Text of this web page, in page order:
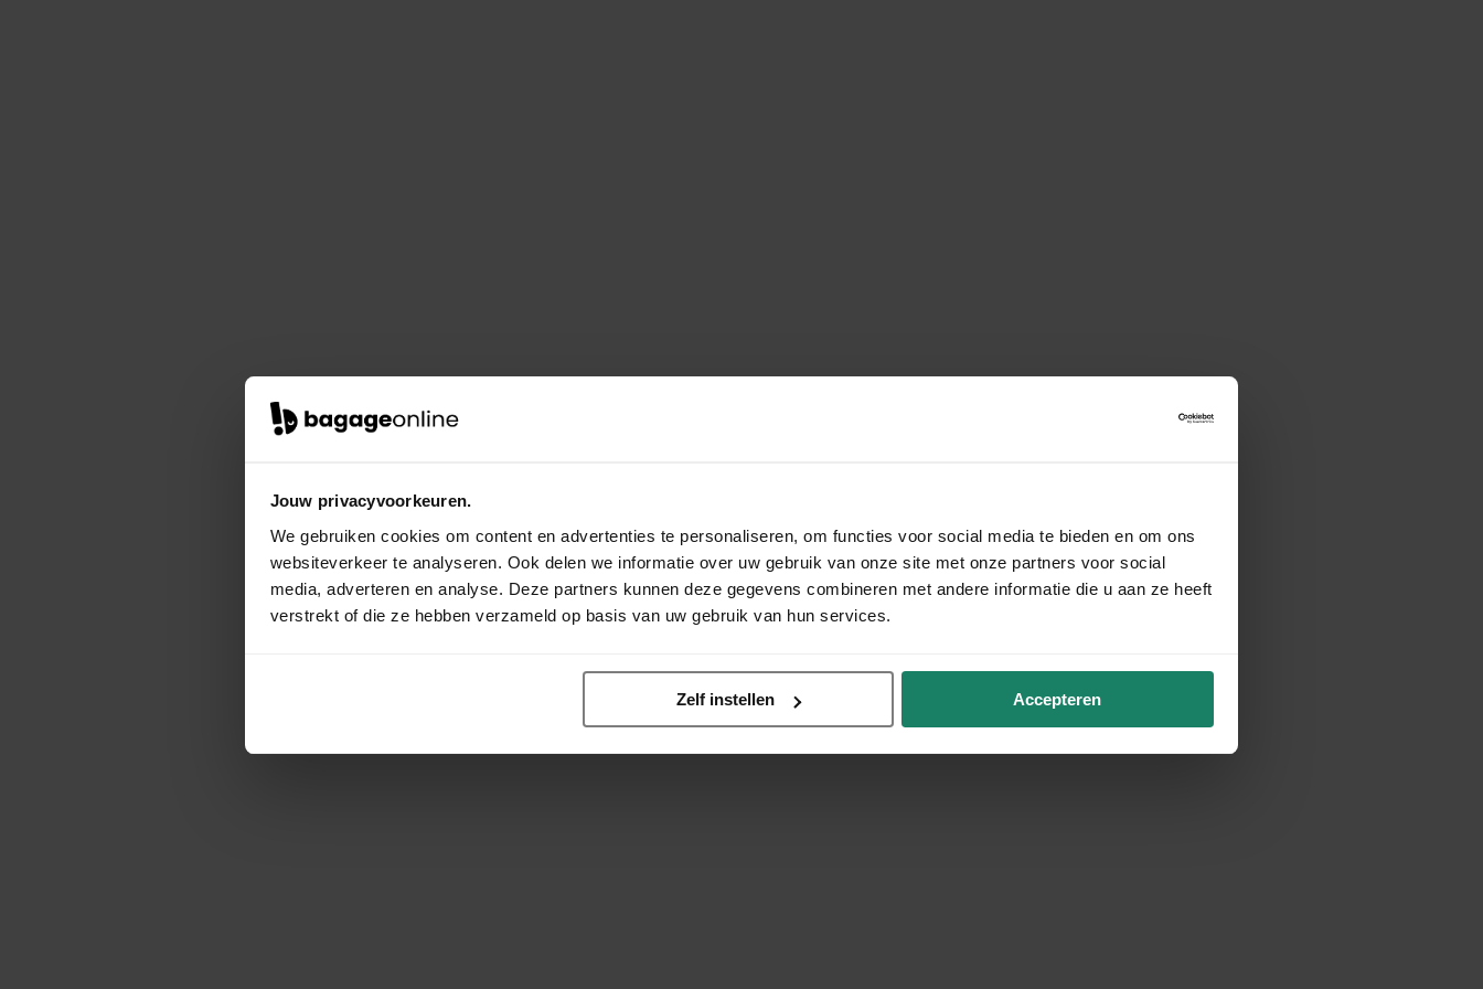
Jouw privacyvoorkeuren.
We gebruiken cookies om content en advertenties te personaliseren, om functies voor social media te bieden en om ons
websiteverkeer te analyseren. Ook delen we informatie over uw gebruik van onze site met onze partners voor social
media, adverteren en analyse. Deze partners kunnen deze gegevens combineren met andere informatie die u aan ze heeft
verstrekt of die ze hebben verzameld op basis van uw gebruik van hun services.
Zelf instellen Accepteren